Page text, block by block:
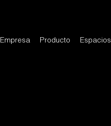
Empresa Producto Espacios